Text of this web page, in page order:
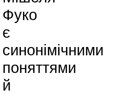
Фуко
є
синонімічними
поняттями
й